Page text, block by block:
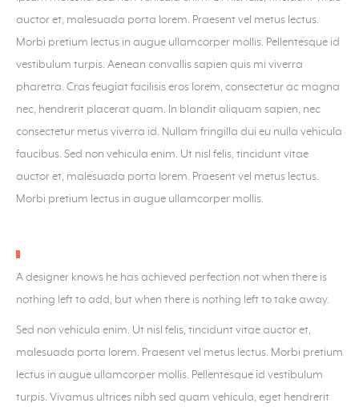
auctor et, malesuada porta lorem. Praesent vel metus lectus.
Morbi pretium lectus in augue ullamcorper mollis. Pellentesque id
vestibulum turpis. Aenean convallis sapien quis mi viverra
pharetra. Cras feugiat facilisis eros lorem, consectetur ac magna
nec, hendrerit placerat quam. In blandit aliquam sapien, nec
consectetur metus viverra id. Nullam fringilla dui eu nulla vehicula
faucibus. Sed non vehicula enim. Ut nisl felis, tincidunt vitae
auctor et, malesuada porta lorem. Praesent vel metus lectus.
Morbi pretium lectus in augue ullamcorper mollis.
A designer knows he has achieved perfection not when there is
nothing left to add, but when there is nothing left to take away.
Sed non vehicula enim. Ut nisl felis, tincidunt vitae auctor et,
malesuada porta lorem. Praesent vel metus lectus. Morbi pretium
lectus in augue ullamcorper mollis. Pellentesque id vestibulum
turpis. Vivamus ultrices nibh sed quam vehicula, eget hendrerit